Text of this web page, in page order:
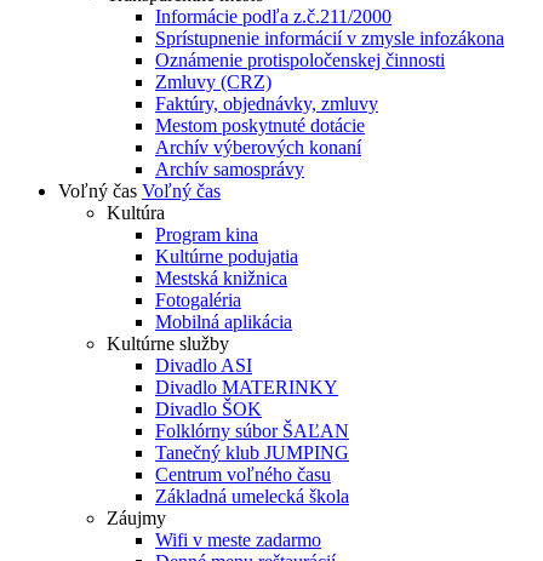
Informácie podľa z.č.211/2000
Sprístupnenie informácií v zmysle infozákona
Oznámenie protispoločenskej činnosti
Zmluvy (CRZ)
Faktúry, objednávky, zmluvy
Mestom poskytnuté dotácie
Archív výberových konaní
Archív samosprávy
Voľný čas Voľný čas
Kultúra
Program kina
Kultúrne podujatia
Mestská knižnica
Fotogaléria
Mobilná aplikácia
Kultúrne služby
Divadlo ASI
Divadlo MATERINKY
Divadlo ŠOK
Folklórny súbor ŠAĽAN
Tanečný klub JUMPING
Centrum voľného času
Základná umelecká škola
Záujmy
Wifi v meste zadarmo